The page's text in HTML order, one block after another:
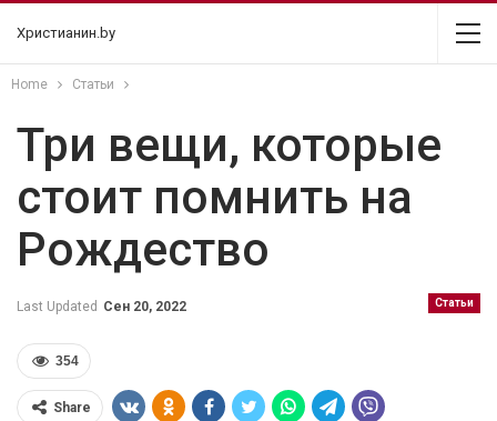
Христианин.by
Home Статьи
Три вещи, которые
стоит помнить на
Рождество
Статьи
Last Updated Сен 20, 2022
354
Share